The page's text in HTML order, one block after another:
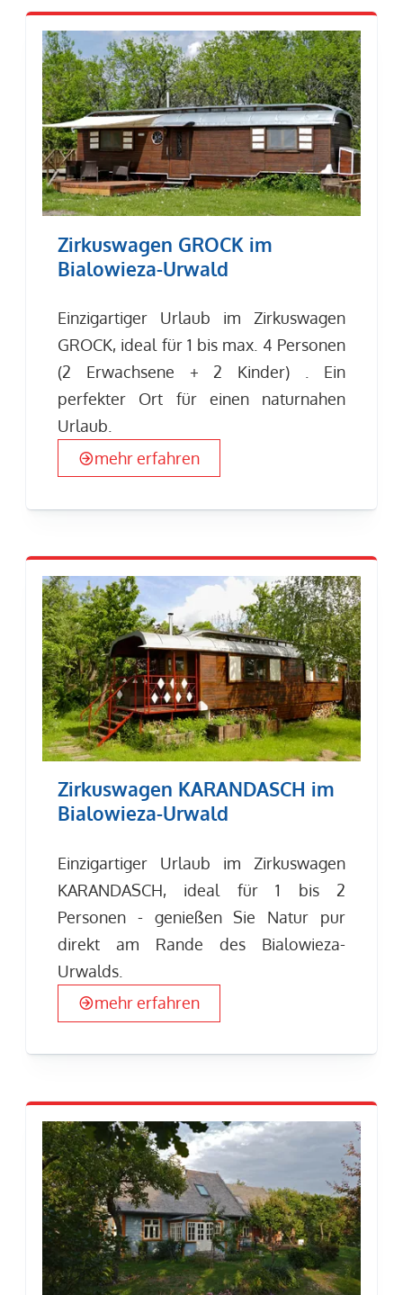
Zirkuswagen GROCK im
Bialowieza-Urwald
Einzigartiger Urlaub im Zirkuswagen
GROCK, ideal für 1 bis max. 4 Personen
(2 Erwachsene + 2 Kinder) . Ein
perfekter Ort für einen naturnahen
Urlaub.
mehr erfahren
Zirkuswagen KARANDASCH im
Bialowieza-Urwald
Einzigartiger Urlaub im Zirkuswagen
KARANDASCH, ideal für 1 bis 2
Personen - genießen Sie Natur pur
direkt am Rande des Bialowieza-
Urwalds.
mehr erfahren